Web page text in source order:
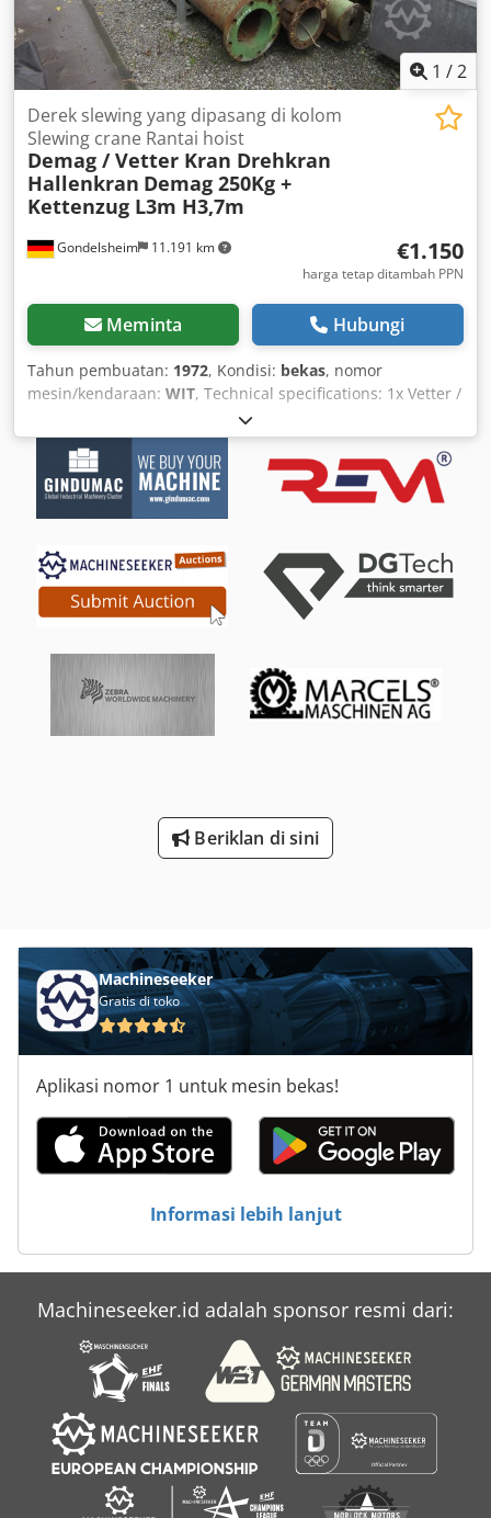
1 /2
Gondelsheim 11.191 km
Derek slewing yang dipasang di kolom
Slewing crane Rantai hoist
Demag / Vetter Kran Drehkran
Hallenkran Demag 250Kg +
Kettenzug L3m H3,7m
€1.150
harga tetap ditambah PPN
Meminta Hubungi
Tahun pembuatan: 1972, Kondisi: bekas, nomor
mesin/kendaraan: WIT, Technical specifications: 1x Vetter /
Demag column-mounted slewing crane SWL 250 kg with
Demag chain hoist Load capacity at full outreach 250 kg /
0.25 t SWL Several cranes available (7 units) Height:
approx. 3.75-4 m Outreach: 3+3.9 m Total weight approx.
700 kg incl. cable trolley, trolley, etc. Slewing range 360°,
chain hoist Crane is dismantled and immediately available
Item location: 75053 Gondelsheim, Germany Further
cranes available, load capacities from 80-5,000 kg, please
inquire See pictures Dederwkbujpfx Aqieck Shipping by
Beriklan di sini
Machineseeker
Gratis di toko
Aplikasi nomor 1 untuk mesin bekas!
Informasi lebih lanjut
Machineseeker.id adalah sponsor resmi dari: